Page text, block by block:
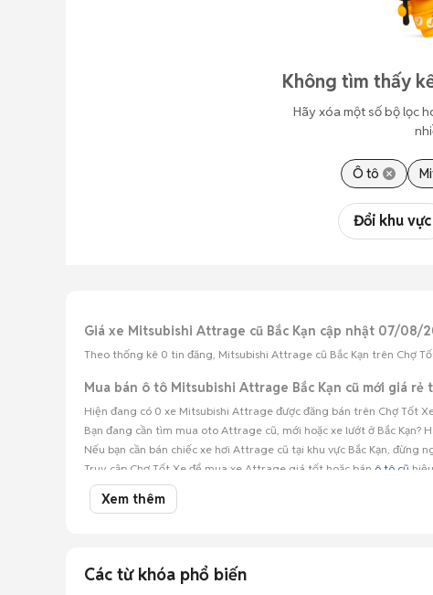
Không tìm thấy
Hãy xóa một số bộ lọc
Ô tô
Đổi khu vực
Giá xe Mitsubishi Attrage cũ Bắc Kạn cập nhật 07/08/
Theo thống kê 0 tin đăng, Mitsubishi Attrage cũ Bắc Kạn trên Chợ
Mua bán ô tô Mitsubishi Attrage Bắc Kạn cũ mới giá rẻ
Hiện đang có 0 xe Mitsubishi Attrage được đăng bán trên Chợ Tốt
Bạn đang cần tìm mua oto Attrage cũ, mới hoặc xe lướt ở Bắc
Nếu bạn cần bán chiếc xe hơi Attrage cũ tại khu vực Bắc Kạn, đừng
Truy cập Chợ Tốt Xe để mua xe Attrage giá tốt hoặc bán ô tô cũ
Xem thêm
Các từ khóa phổ biến